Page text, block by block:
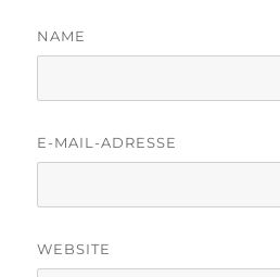
NAME
E-MAIL-ADRESSE
WEBSITE